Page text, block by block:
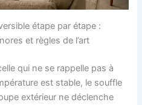
étape par étape :
et règles de l’art
qui ne se rappelle pas à
est stable, le souffle
extérieur ne déclenche